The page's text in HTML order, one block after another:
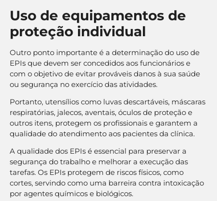
Uso de equipamentos de
proteção individual
Outro ponto importante é a determinação do uso de
EPIs que devem ser concedidos aos funcionários e
com o objetivo de evitar prováveis danos à sua saúde
ou segurança no exercício das atividades.
Portanto, utensílios como luvas descartáveis, máscaras
respiratórias, jalecos, aventais, óculos de proteção e
outros itens, protegem os profissionais e garantem a
qualidade do atendimento aos pacientes da clínica.
A qualidade dos EPIs é essencial para preservar a
segurança do trabalho e melhorar a execução das
tarefas. Os EPIs protegem de riscos físicos, como
cortes, servindo como uma barreira contra intoxicação
por agentes químicos e biológicos.